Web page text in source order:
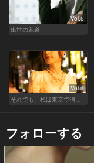
Vol.5
出世の花道
Vol.1
フォローする